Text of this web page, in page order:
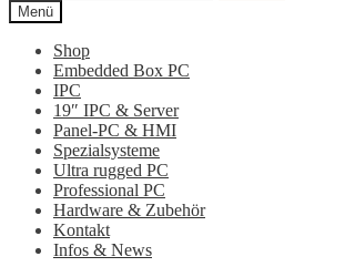
nach:
Menü
Shop
Embedded Box PC
IPC
19″ IPC & Server
Panel-PC & HMI
Spezialsysteme
Ultra rugged PC
Professional PC
Hardware & Zubehör
Kontakt
Infos & News